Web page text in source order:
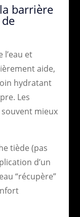
barrière
et
aide,
hydratant
Les
mieux
tiède (pas
d’un
“récupère”